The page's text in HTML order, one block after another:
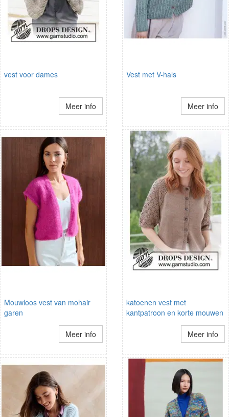
vest voor dames
Meer info
Vest met V-hals
Meer info
Mouwloos vest van mohair
garen
Meer info
katoenen vest met
kantpatroon en korte mouwen
Meer info